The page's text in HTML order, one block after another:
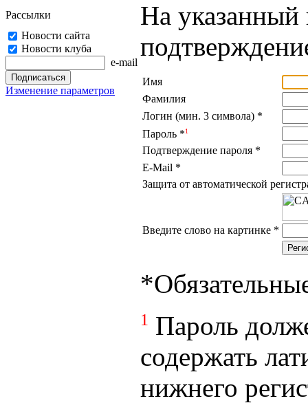
Рассылки
Новости сайта
Новости клуба
e-mail
Изменение параметров
На указанный
Имя
Фамилия
Логин (мин. 3 символа) *
Пароль *1
Подтверждение пароля *
E-Mail *
Защита от автоматической
Введите слово на картинке *
*
1 Пароль
содержать
нижнего